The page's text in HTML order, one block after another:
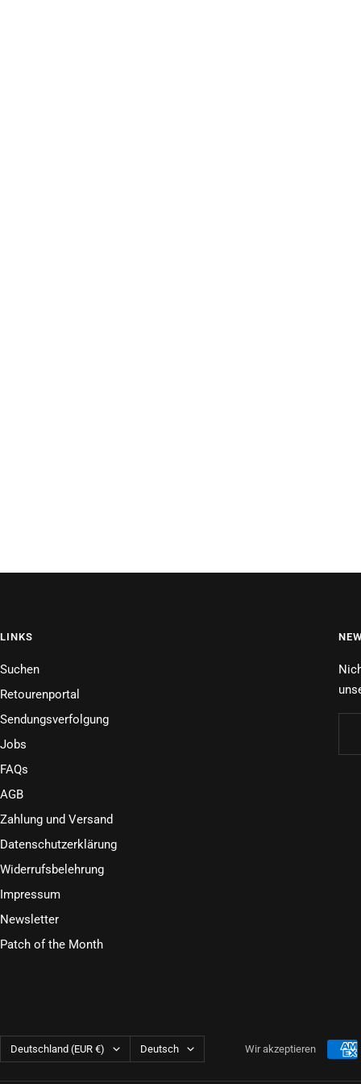
LINKS
Suchen
Retourenportal
Sendungsverfolgung
Jobs
FAQs
AGB
Zahlung und Versand
Datenschutzerklärung
Widerrufsbelehrung
Impressum
Newsletter
Patch of the Month
Land/Region
Deutschland (EUR €) Sprache
Deutsch Wir akzeptieren